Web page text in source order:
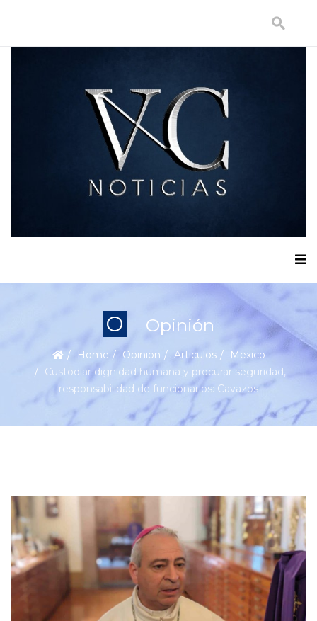
O Opinión
Home Opinión Articulos
Mexico
Custodiar dignidad humana y procurar seguridad,
responsabilidad de funcionarios: Cavazos